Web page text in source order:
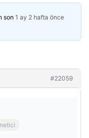
son 1 ay 2 hafta önce
#22059